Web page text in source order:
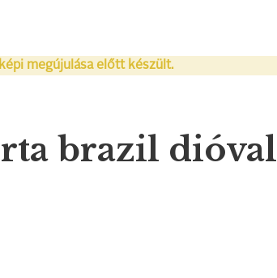
megújulása előtt készült.
brazil dióval